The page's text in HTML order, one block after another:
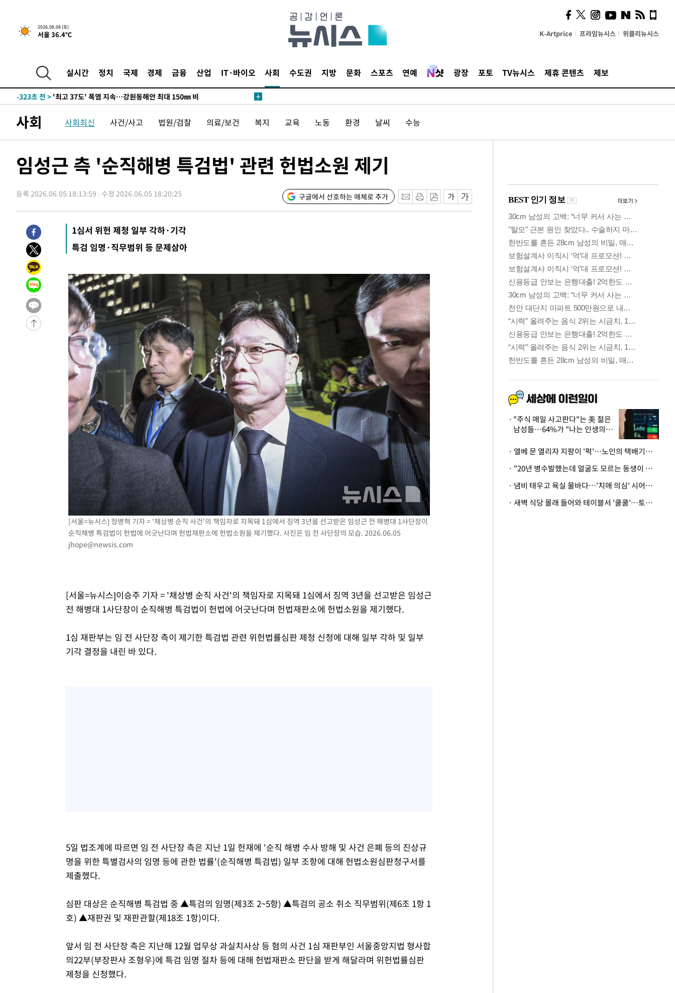
2026.08.08 (토)
서울 36.4℃ K-Artprice 프라임뉴시스 위클리뉴시스
실시간 정치 국제 경제 금융 산업 IT·바이오 사회 수도권 지방 문화 스포츠 연예 광장 포토 TV뉴시스 제휴 콘텐츠 제보
-19940초 전 > 여수 오동도 해상서 모터보트 전복…1명 사망·1명 실종
-11702초 전 >
[속보]'압수수색·성접대 논란' 축구협회 "실망과 걱정 안겨드려 죄
송"
-323초 전 >'최고 37도' 폭염 지속…강원동해안 최대 150㎜ 비
1시간 전 >[속보]뉴욕증시 상승 마감…S&P 0.6% 나스닥 1.3%↑
-29233초 전 >
강릉에 시간당 81.4㎜ 물폭탄…도로 잠기고 담벼락 붕괴
-25340초 전 >
-20584초 전 >남자 농구, 나고야 아시안게임서 '홈팀' 일본과 한일전
-19960초 전 >여수 오동도 해상서 모터보트 전복…1명 사망·1명 실종
주 날씨]
축구협회 "압수수색·성접대 논란 사과…쇄신의 기회로 삼겠다"
송"
-343초 전 >
'최고 37도' 폭염 지속…강원동해안 최대 150㎜ 비
1시간 전 >
[속보]뉴욕증시 상승 마감…S&P 0.6% 나스닥 1.3%↑
사회 사회최신 사건/사고 법원/검찰 의료/보건 복지 교육 노동 환경 날씨 수능
임성근 측 '순직해병 특검법' 관련 헌법소원 제기
등록 2026.06.05 18:13:59 수정 2026.06.05 18:20:25 구글에서 선호하는 매체로 추가
1심서 위헌 제청 일부 각하·기각
특검 임명·직무범위 등 문제삼아
[서울=뉴시스] 정병혁 기자 = '채상병 순직 사건'의 책임자로 지목돼 1심에서 징역 3년을 선고받은 임성근 전 해병대 1사단장이
순직해병 특검법이 헌법에 어긋난다며 헌법재판소에 헌법소원을 제기했다. 사진은 임 전 사단장의 모습. 2026.06.05
jhope@newsis.com
[서울=뉴시스]이승주 기자 = '채상병 순직 사건'의 책임자로 지목돼 1심에서 징역 3년을 선고받은 임성근
전 해병대 1사단장이 순직해병 특검법이 헌법에 어긋난다며 헌법재판소에 헌법소원을 제기했다.
1심 재판부는 임 전 사단장 측이 제기한 특검법 관련 위헌법률심판 제청 신청에 대해 일부 각하 및 일부
기각 결정을 내린 바 있다.
5일 법조계에 따르면 임 전 사단장 측은 지난 1일 헌재에 '순직 해병 수사 방해 및 사건 은폐 등의 진상규
명을 위한 특별검사의 임명 등에 관한 법률'(순직해병 특검법) 일부 조항에 대해 헌법소원심판청구서를
제출했다.
심판 대상은 순직해병 특검법 중 ▲특검의 임명(제3조 2~5항) ▲특검의 공소 취소 직무범위(제6조 1항 1
호) ▲재판권 및 재판관할(제18조 1항)이다.
앞서 임 전 사단장 측은 지난해 12월 업무상 과실치사상 등 혐의 사건 1심 재판부인 서울중앙지법 형사합
의22부(부장판사 조형우)에 특검 임명 절차 등에 대해 헌법재판소 판단을 받게 해달라며 위헌법률심판
제청을 신청했다.
사이 해답 찾았죠"…알을
깨고 나온 '초자아'
"주식 매일 사고판다"는 美 젊은
남성들…64%가 "나는 인생의
· 엘베 문 열리자 지팡이 '퍽'…노인의 택배기사 폭행 이유
· "20년 병수발했는데 얼굴도 모르는 동생이 유산 절반을"…배다른 형제 상속권 있을까
· 냄비 태우고 욕실 물바다…'치매 의심' 시어머니 검사 권유했다가 '날벼락'
· 새벽 식당 몰래 들어와 테이블서 '쿨쿨'…토사물 남기고 사라진 남성